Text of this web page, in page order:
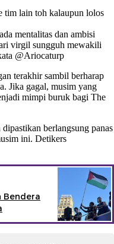
tim lain toh kalaupun lolos
mentalitas dan ambisi
virgil sungguh mewakili
@Ariocaturp
terakhir sambil berharap
Jika gagal, musim yang
mimpi buruk bagi The
berlangsung panas
ini. Detikers
Bendera